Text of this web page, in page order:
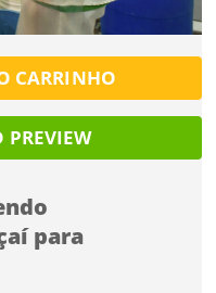
CARRINHO
para
Esqueci a senha
conta?